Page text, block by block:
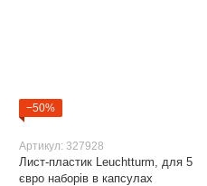
−50%
Артикул: 327928
Лист-пластик Leuchtturm, для 5
євро наборів в капсулах